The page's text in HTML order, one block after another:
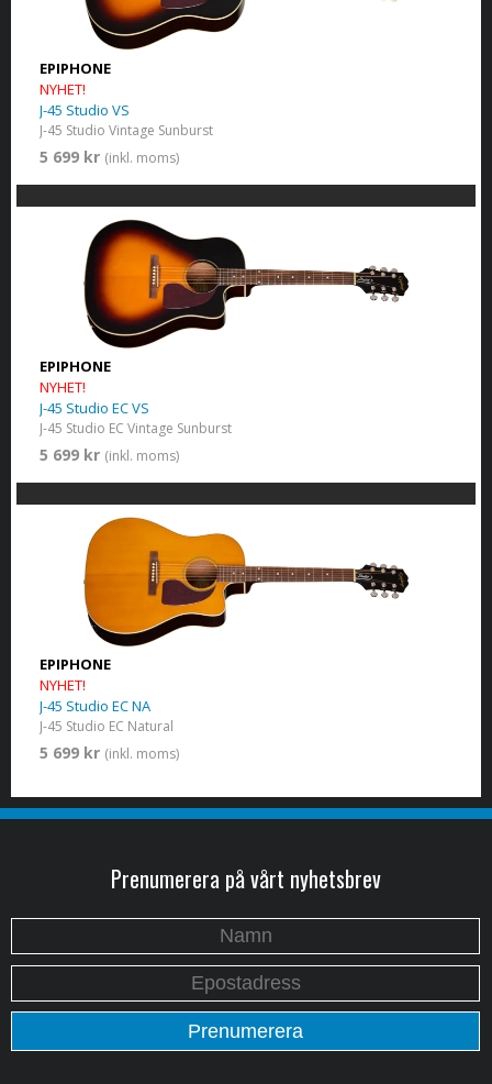
EPIPHONE
NYHET!
J-45 Studio VS
J-45 Studio Vintage Sunburst
5 699 kr (inkl. moms)
EPIPHONE
NYHET!
J-45 Studio EC VS
J-45 Studio EC Vintage Sunburst
5 699 kr (inkl. moms)
EPIPHONE
NYHET!
J-45 Studio EC NA
J-45 Studio EC Natural
5 699 kr (inkl. moms)
Prenumerera på vårt nyhetsbrev